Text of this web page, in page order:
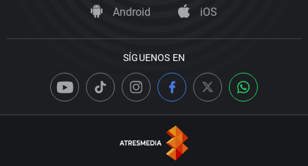
Android iOS
SÍGUENOS EN